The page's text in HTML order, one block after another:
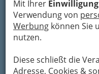
Mit Ihrer Einwilligung
Verwendung von
Werbung können Sie
nutzen.
Diese schließt die
Adresse, Cookies &